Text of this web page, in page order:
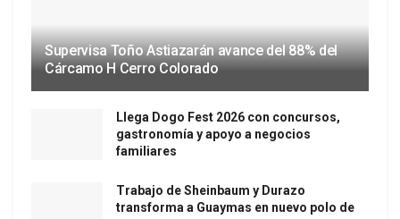
Supervisa Toño Astiazarán avance del 88% del
Cárcamo H Cerro Colorado
Llega Dogo Fest 2026 con concursos,
gastronomía y apoyo a negocios
familiares
Trabajo de Sheinbaum y Durazo
transforma a Guaymas en nuevo polo de